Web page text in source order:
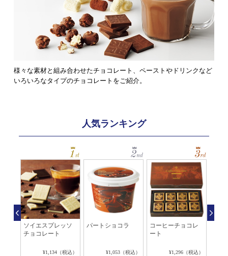
様々な素材と組み合わせたチョコレート、ペーストやドリンクなど
いろいろなタイプのチョコレートをご紹介。
人気ランキング
ソイエスプレッソ
チョコレート
¥1,134（税込）
パートショコラ
¥1,053（税込）
コーヒーチョコレ
ート
¥1,296（税込）